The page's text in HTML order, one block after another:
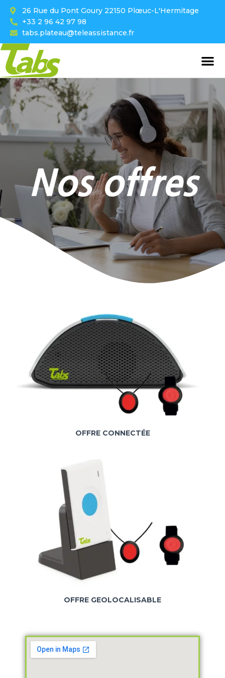
26 Rue du Pont Goury 22150 Plœuc-L'Hermitage
+33 2 96 42 97 98
tabs.plateau@teleassistance.fr
Nos offres
OFFRE CONNECTÉE
OFFRE GEOLOCALISABLE